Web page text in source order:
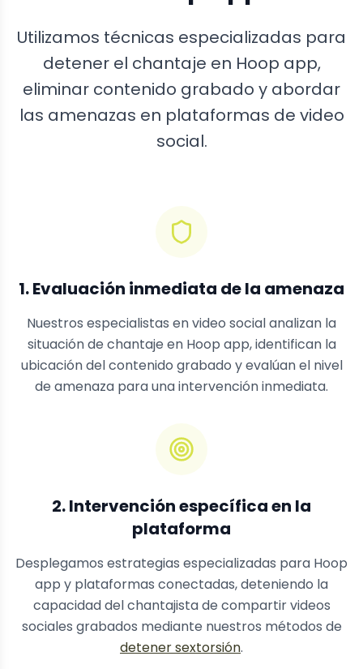
Utilizamos técnicas especializadas para
detener el chantaje en Hoop app,
eliminar contenido grabado y abordar
las amenazas en plataformas de video
social.
1. Evaluación inmediata de la amenaza
Nuestros especialistas en video social analizan la
situación de chantaje en Hoop app, identifican la
ubicación del contenido grabado y evalúan el nivel
de amenaza para una intervención inmediata.
2. Intervención específica en la
plataforma
Desplegamos estrategias especializadas para Hoop
app y plataformas conectadas, deteniendo la
capacidad del chantajista de compartir videos
sociales grabados mediante nuestros métodos de
detener sextorsión.